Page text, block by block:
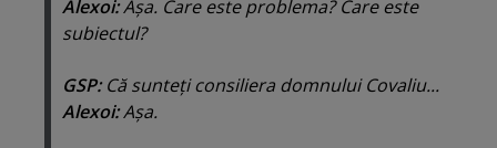
Alexoi:Aşa. Care este problema? Care este
subiectul?
GSP: Că sunteţi consiliera domnului Covaliu...
Alexoi:Aşa.